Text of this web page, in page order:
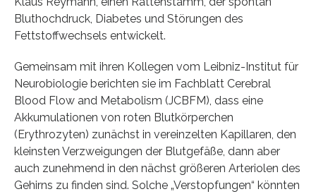
Bluthochdruck, Diabetes und Störungen des
Fettstoffwechsels entwickelt.
Gemeinsam mit ihren Kollegen vom Leibniz-Institut für
Neurobiologie berichten sie im Fachblatt Cerebral
Blood Flow and Metabolism (JCBFM), dass eine
Akkumulationen von roten Blutkörperchen
(Erythrozyten) zunächst in vereinzelten Kapillaren, den
kleinsten Verzweigungen der Blutgefäße, dann aber
auch zunehmend in den nächst größeren Arteriolen des
Gehirns zu finden sind. Solche „Verstopfungen“ könnten